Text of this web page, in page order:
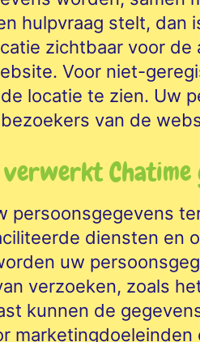
hulpvraag stelt, dan
zichtbaar voor
Voor niet-
locatie te zien. Uw
van de
Chatime
persoonsgegevens
diensten en
uw
verzoeken, zoals
kunnen de